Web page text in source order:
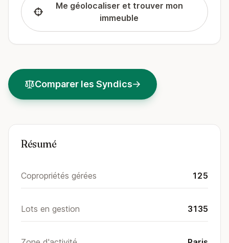
Me géolocaliser et trouver mon
immeuble
Comparer les Syndics
Résumé
Copropriétés gérées 125
Lots en gestion 3135